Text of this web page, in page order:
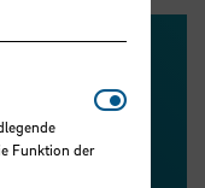
Funktion der